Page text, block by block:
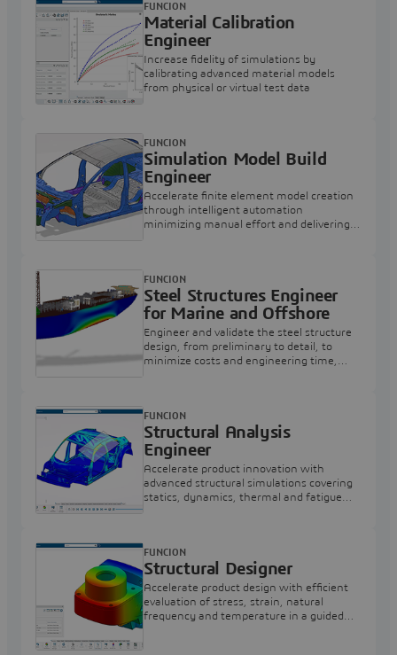
Material Calibration
Engineer
Increase fidelity of simulations by
calibrating advanced material models
from physical or virtual test data
FUNCION
Simulation Model Build
Engineer
Accelerate finite element model creation
through intelligent automation
minimizing manual effort and delivering
FUNCION
Steel Structures Engineer
for Marine and Offshore
Engineer and validate the steel structure
design, from preliminary to detail, to
minimize costs and engineering time,
FUNCION
Structural Analysis
Engineer
Accelerate product innovation with
advanced structural simulations covering
statics, dynamics, thermal and fatigue
FUNCION
Structural Designer
Accelerate product design with efficient
evaluation of stress, strain, natural
frequency and temperature in a guided
FUNCION